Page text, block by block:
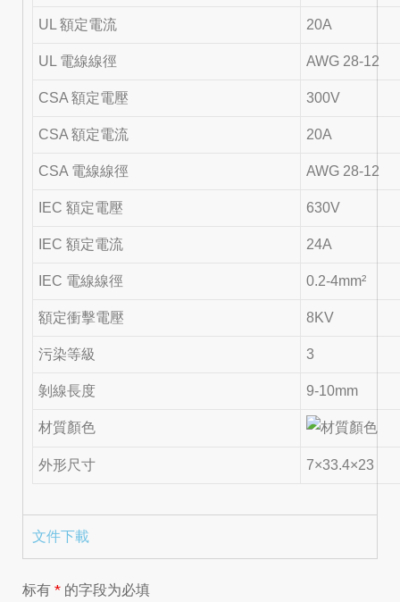
UL 額定電流 20A
UL 電線線徑 AWG 28-12
CSA 額定電壓 300V
CSA 額定電流 20A
CSA 電線線徑 AWG 28-12
IEC 額定電壓 630V
IEC 額定電流 24A
IEC 電線線徑 0.2-4mm²
額定衝擊電壓 8KV
污染等級 3
剝線長度 9-10mm
材質顏色
外形尺寸 7×33.4×23
文件下載
标有 * 的字段为必填